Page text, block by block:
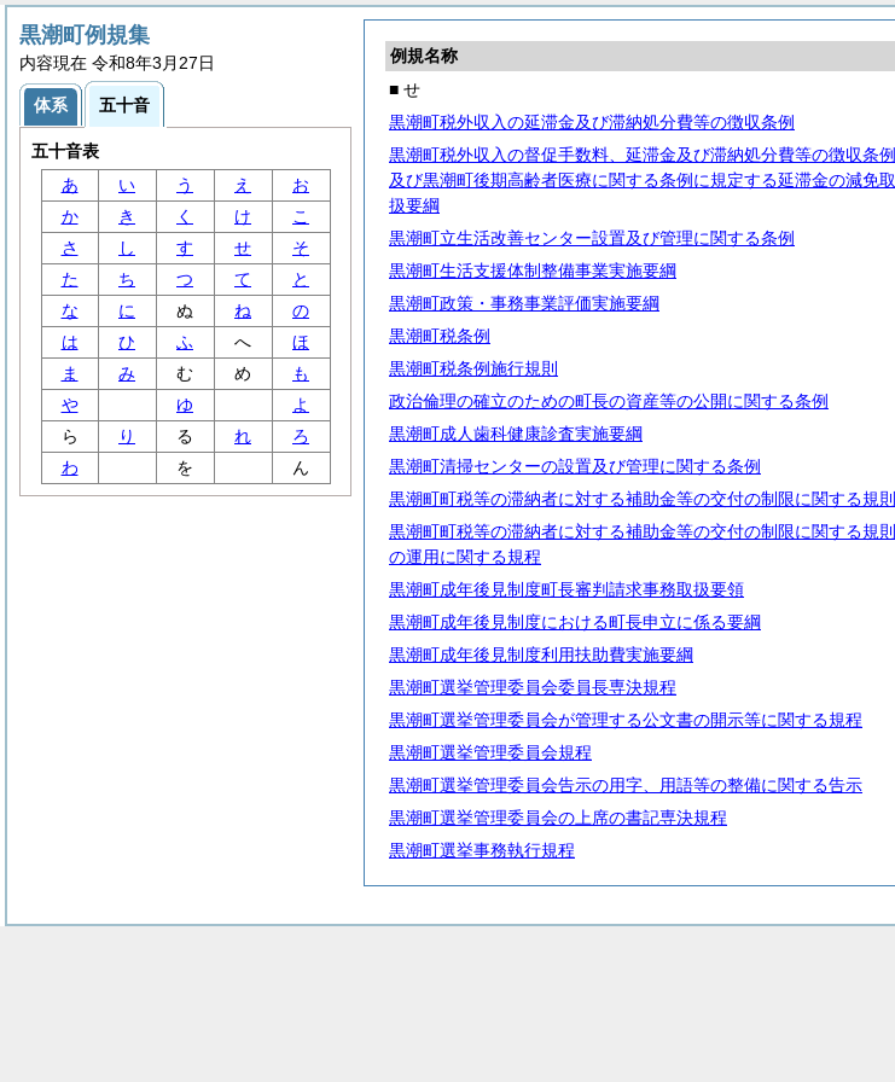
例規名称
■ せ
黒潮町税外収入の延滞金及び滞納処分費等の徴収条例
黒潮町税外収入の督促手数料、延滞金及び滞納処分費等の徴収条例
及び黒潮町後期高齢者医療に関する条例に規定する延滞金の減免取
扱要綱
黒潮町立生活改善センター設置及び管理に関する条例
黒潮町生活支援体制整備事業実施要綱
黒潮町政策・事務事業評価実施要綱
黒潮町税条例
黒潮町税条例施行規則
政治倫理の確立のための町長の資産等の公開に関する条例
黒潮町成人歯科健康診査実施要綱
黒潮町清掃センターの設置及び管理に関する条例
黒潮町町税等の滞納者に対する補助金等の交付の制限に関する規則
黒潮町町税等の滞納者に対する補助金等の交付の制限に関する規則
の運用に関する規程
黒潮町成年後見制度町長審判請求事務取扱要領
黒潮町成年後見制度における町長申立に係る要綱
黒潮町成年後見制度利用扶助費実施要綱
黒潮町選挙管理委員会委員長専決規程
黒潮町選挙管理委員会が管理する公文書の開示等に関する規程
黒潮町選挙管理委員会規程
黒潮町選挙管理委員会告示の用字、用語等の整備に関する告示
黒潮町選挙管理委員会の上席の書記専決規程
黒潮町選挙事務執行規程
黒潮町例規集
内容現在 令和8年3月27日
体系 五十音
五十音表
あ
い う え
お
か
き く け
こ
さ
し す せ
そ
た
ち つ て
と
な
に ぬ ね
の
は
ひ ふ へ
ほ
ま
み む め
も
や
ゆ
よ
ら
り る れ
ろ
わ
を ん